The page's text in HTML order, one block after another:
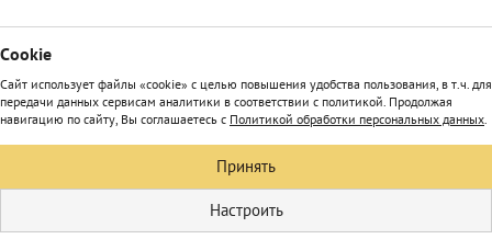
Сookie
Сайт использует файлы «cookie» с целью повышения удобства пользования, в т.ч. для
передачи данных сервисам аналитики в соответствии с политикой. Продолжая
навигацию по сайту, Вы соглашаетесь с Политикой обработки персональных данных.
Принять
Настроить